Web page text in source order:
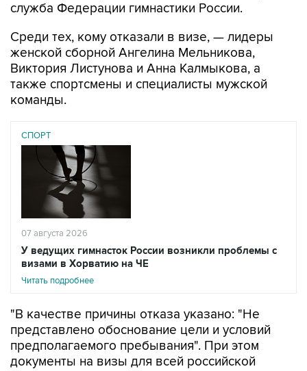
служба Федерации гимнастики России.
Среди тех, кому отказали в визе, — лидеры
женской сборной Ангелина Мельникова,
Виктория Листунова и Анна Калмыкова, а
также спортсмены и специалисты мужской
команды.
СПОРТ
07 августа 2026
У ведущих гимнасток России возникли проблемы с
визами в Хорватию на ЧЕ
Читать подробнее
"В качестве причины отказа указано: "Не
представлено обоснование цели и условий
предполагаемого пребывания". При этом
документы на визы для всей российской